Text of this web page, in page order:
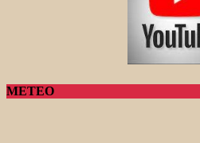
METEO